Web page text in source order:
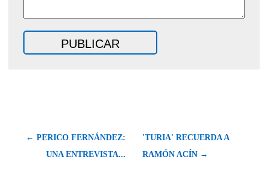
← PERICO FERNÁNDEZ:
UNA ENTREVISTA...
'TURIA' RECUERDA A
RAMÓN ACÍN →